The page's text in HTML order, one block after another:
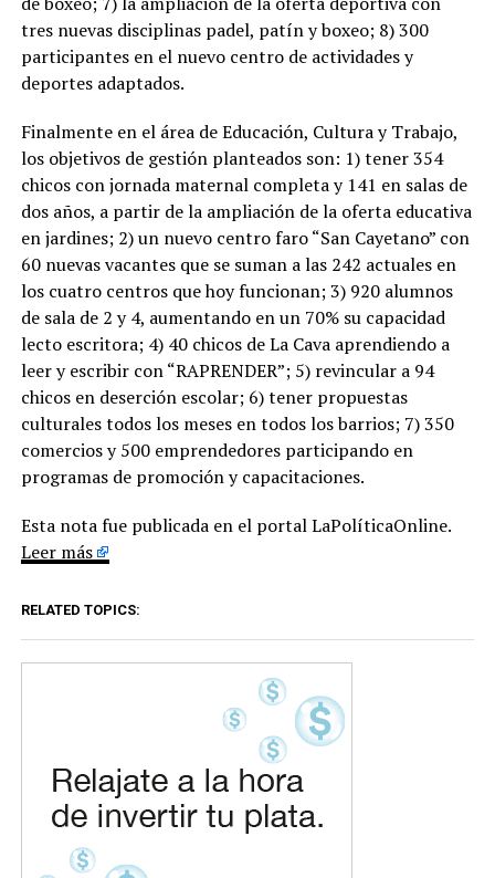
tres nuevas disciplinas padel, patín y boxeo; 8) 300
participantes en el nuevo centro de actividades y
deportes adaptados.
Finalmente en el área de Educación, Cultura y Trabajo,
los objetivos de gestión planteados son: 1) tener 354
chicos con jornada maternal completa y 141 en salas de
dos años, a partir de la ampliación de la oferta educativa
en jardines; 2) un nuevo centro faro “San Cayetano” con
60 nuevas vacantes que se suman a las 242 actuales en
los cuatro centros que hoy funcionan; 3) 920 alumnos
de sala de 2 y 4, aumentando en un 70% su capacidad
lecto escritora; 4) 40 chicos de La Cava aprendiendo a
leer y escribir con “RAPRENDER”; 5) revincular a 94
chicos en deserción escolar; 6) tener propuestas
culturales todos los meses en todos los barrios; 7) 350
comercios y 500 emprendedores participando en
programas de promoción y capacitaciones.
Esta nota fue publicada en el portal LaPolíticaOnline.
Leer más
RELATED TOPICS: